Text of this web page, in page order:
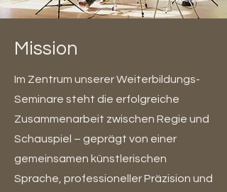
Mission
Im Zentrum unserer Weiterbildungs-
Seminare steht die erfolgreiche
Zusammenarbeit zwischen Regie und
Schauspiel – geprägt von einer
gemeinsamen künstlerischen
Sprache, professioneller Präzision und